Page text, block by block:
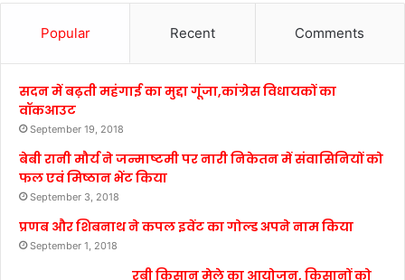
Popular Recent Comments
सदन में बढ़ती महंगाई का मुद्दा गूंजा,कांग्रेस विधायकों का
वॉकआउट
September 19, 2018
बेबी रानी मौर्य ने जन्माष्टमी पर नारी निकेतन में संवासिनियों को
फल एवं मिष्ठान भेंट किया
September 3, 2018
प्रणब और शिबनाथ ने कपल इवेंट का गोल्ड अपने नाम किया
September 1, 2018
रबी किसान मेले का आयोजन, किसानों को